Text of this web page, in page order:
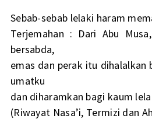
Sebab-sebab lelaki haram
Terjemahan : Dari Abu
bersabda,
emas dan perak itu dihalalkan
umatku
dan diharamkan bagi kaum
(Riwayat Nasa’i, Termizi dan